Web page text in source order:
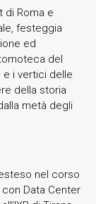
di Roma e
festeggia
ed
del
e i vertici delle
della storia
metà degli
nel corso
Data Center